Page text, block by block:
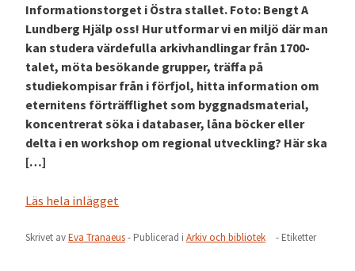
Informationstorget i Östra stallet. Foto: Bengt A
Lundberg Hjälp oss! Hur utformar vi en miljö där man
kan studera värdefulla arkivhandlingar från 1700-
talet, möta besökande grupper, träffa på
studiekompisar från i förfjol, hitta information om
eternitens förträfflighet som byggnadsmaterial,
koncentrerat söka i databaser, låna böcker eller
delta i en workshop om regional utveckling? Här ska
[…]
Läs hela inlägget
Skrivet avEva Tranaeus- Publicerad i Arkiv och bibliotek - Etiketter